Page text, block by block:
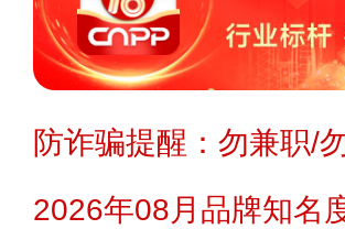
防诈骗提醒：勿兼职/
2026年08月品牌知名